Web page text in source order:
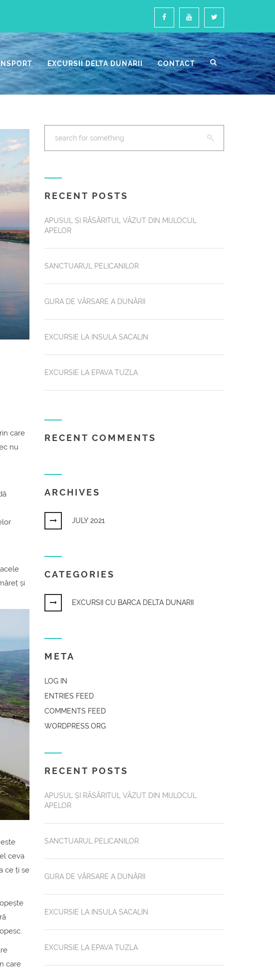
EXCURSII DELTA DUNARII CONTACT
care
nu
și
ceva
ce ți se
care
RECENT POSTS
APUSUL ȘI RĂSĂRITUL VĂZUT DIN MIJLOCUL
APELOR
SANCTUARUL PELICANILOR
GURA DE VĂRSARE A DUNĂRII
EXCURSIE LA INSULA SACALIN
EXCURSIE LA EPAVA TUZLA
RECENT COMMENTS
ARCHIVES
JULY 2021
CATEGORIES
EXCURSII CU BARCA DELTA DUNARII
META
LOG IN
ENTRIES FEED
COMMENTS FEED
WORDPRESS.ORG
RECENT POSTS
APUSUL ȘI RĂSĂRITUL VĂZUT DIN MIJLOCUL
APELOR
SANCTUARUL PELICANILOR
GURA DE VĂRSARE A DUNĂRII
EXCURSIE LA INSULA SACALIN
EXCURSIE LA EPAVA TUZLA